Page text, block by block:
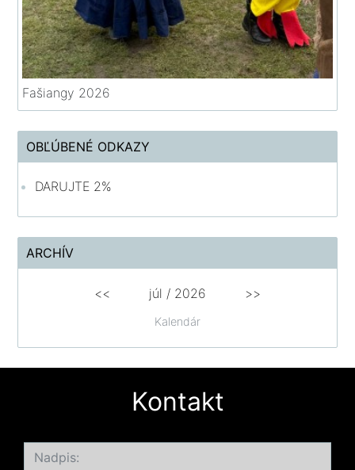
Fašiangy 2026
OBĽÚBENÉ ODKAZY
DARUJTE 2%
ARCHÍV
Kalendár
<< júl / 2026 >>
Kontakt